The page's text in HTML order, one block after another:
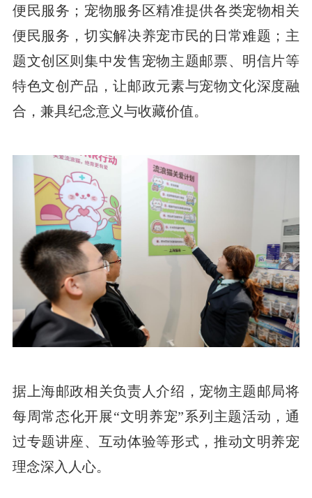
便民服务；宠物服务区精准提供各类宠物相关
便民服务，切实解决养宠市民的日常难题；主
题文创区则集中发售宠物主题邮票、明信片等
特色文创产品，让邮政元素与宠物文化深度融
合，兼具纪念意义与收藏价值。
据上海邮政相关负责人介绍，宠物主题邮局将
每周常态化开展“文明养宠”系列主题活动，通
过专题讲座、互动体验等形式，推动文明养宠
理念深入人心。